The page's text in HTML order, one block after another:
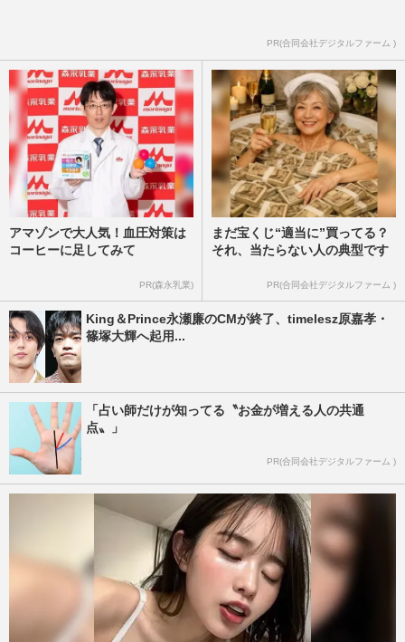
PR(合同会社デジタルファーム )
アマゾンで大人気！血圧対策は
コーヒーに足してみて
PR(森永乳業)
まだ宝くじ“適当に”買ってる？
それ、当たらない人の典型です
PR(合同会社デジタルファーム )
King＆Prince永瀬廉のCMが終了、timelesz原嘉孝・
篠塚大輝へ起用...
「占い師だけが知ってる〝お金が増える人の共通
点〟」
PR(合同会社デジタルファーム )